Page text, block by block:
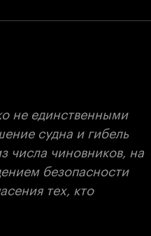
не единственными
судна и гибель
числа чиновников, на
безопасности
тех, кто